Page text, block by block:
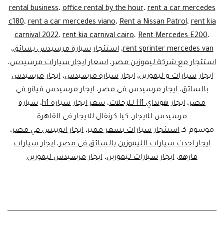
rental business،office rental by the hour،rent a car mercedes
c180،rent a car mercedes viano،Rent a Nissan Patrol،rent kia
carnival 2022، rent kia carnival cairo، Rent Mercedes E200،
rent sprinter mercedes van،استئجار سيارة مرسيدس بسائق،
استئجار مع شركة ليموزين مصر، اسعار ايجار سيارات مرسيدس،
ايجار سيارات و ليموزين،ايجار سيارة مرسيدس،ايجار مرسيدس
بالسائق،ايجار مرسيدس في مصر،ايجار مرسيدس فيانو في
مصر، ايجار هونداي H1 للرحلات ، سعر ايجار سيارة h1 ، سيارة
مرسيدس للايجار، كيا كرنفال للايجار في القاهرة
موسوم كـ استئجار سيارات بسعر مميز، ايجار اتوبيس في مصر،
ايجار احدث سيارات الليموزين بالسائق فى مصر، ايجار سيارات
فارهه،ايجار سيارات ليموزين،ايجار مرسيدس ليموزين